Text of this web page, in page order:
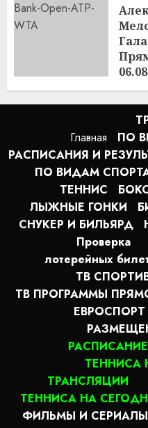
22:22
Главная
ПО
РАСПИСАНИЯ И
ПО ВИДАМ
ТЕННИС
ЛЫЖНЫЕ ГОНКИ
СНУКЕР И БИЛЬЯРД
Проверка
лотерейных
ТВ
ТВ ПРОГРАММЫ
ЕВРОСПОРТ
ТЕННИСА
ТРАНСЛЯЦИИ
ТЕННИСА НА
ФИЛЬМЫ И СЕРИАЛЫ